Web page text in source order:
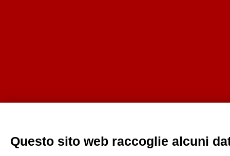
Questo sito web raccoglie alcuni